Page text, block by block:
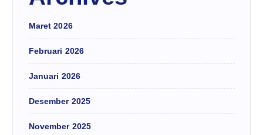
Maret 2026
Februari 2026
Januari 2026
Desember 2025
November 2025